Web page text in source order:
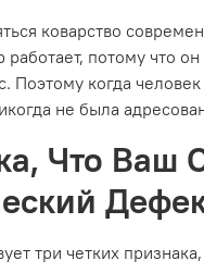
коварство
работает, потому что
Поэтому когда
не была
Что Ваш
три четких